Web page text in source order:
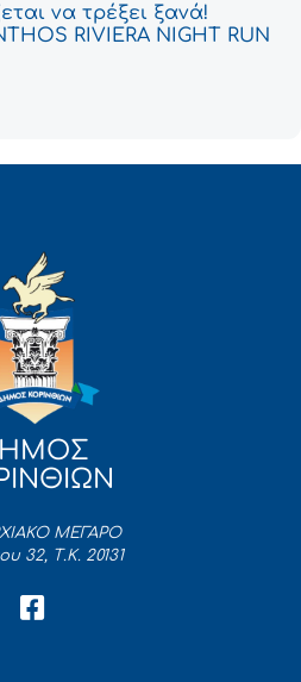
να τρέξει ξανά!
RIVIERA NIGHT RUN
ΜΕΓΑΡΟ
32, Τ.Κ. 20131